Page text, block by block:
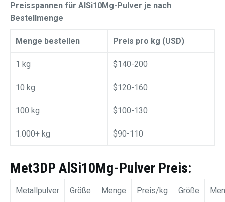
Preisspannen für AlSi10Mg-Pulver je nach
Bestellmenge
Menge bestellen Preis pro kg (USD)
1 kg $140-200
10 kg $120-160
100 kg $100-130
1.000+ kg $90-110
Met3DP AlSi10Mg-Pulver Preis:
Metallpulver Größe Menge Preis/kg Größe